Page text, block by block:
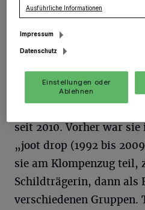
N icole Meier ist 43
Erzieherin. Ihre
Tanztrainerin und beim
Otzenrath zu
SV09 Otzenrath und
seit 2010. Vorher war
„joot drop (1992 bis
sie am Klompenzug teil,
Schildträgerin, dann als
verschiedenen Gruppen.
Ausführliche Informationen
Impressum
Datenschutz
Einstellungen oder
Ablehnen